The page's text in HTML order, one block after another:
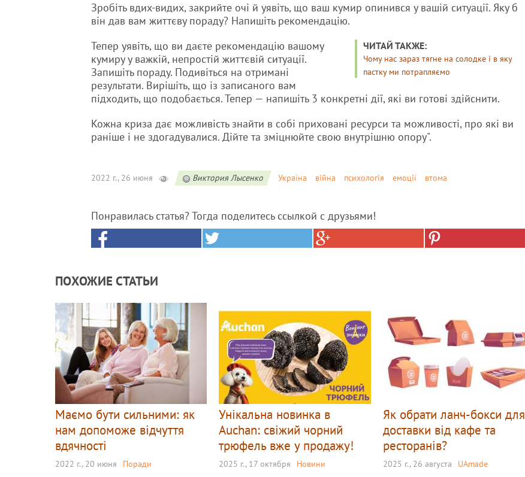
Зробіть вдих-видих, закрийте очі й уявіть, що ваш кумир опинився у вашій ситуації. Яку б
він дав вам життєву пораду? Напишіть рекомендацію.
ЧИТАЙ ТАКЖЕ:
Чому нас зараз тягне на солодке і в яку
пастку ми потрапляємо
Тепер уявіть, що ви даєте рекомендацію вашому
кумиру у важкій, непростій життєвій ситуації.
Запишіть пораду. Подивіться на отримані
результати. Вирішіть, що із записаного вам
підходить, що подобається. Тепер — напишіть 3 конкретні дії, які ви готові здійснити.
Кожна криза дає можливість знайти в собі приховані ресурси та можливості, про які ви
раніше і не здогадувалися. Дійте та зміцнюйте свою внутрішню опору".
2022 г., 26 июня Виктория Лысенко Україна війна психологія емоції втома
Понравилась статья? Тогда поделитесь ссылкой с друзьями!
ПОХОЖИЕ СТАТЬИ
Маємо бути сильними: як
нам допоможе відчуття
вдячності
2022 г., 20 июня Поради
Унікальна новинка в
Auchan: свіжий чорний
трюфель вже у продажу!
2025 г., 17 октября Новини
Як обрати ланч-бокси для
доставки від кафе та
ресторанів?
2025 г., 26 августа UAmade